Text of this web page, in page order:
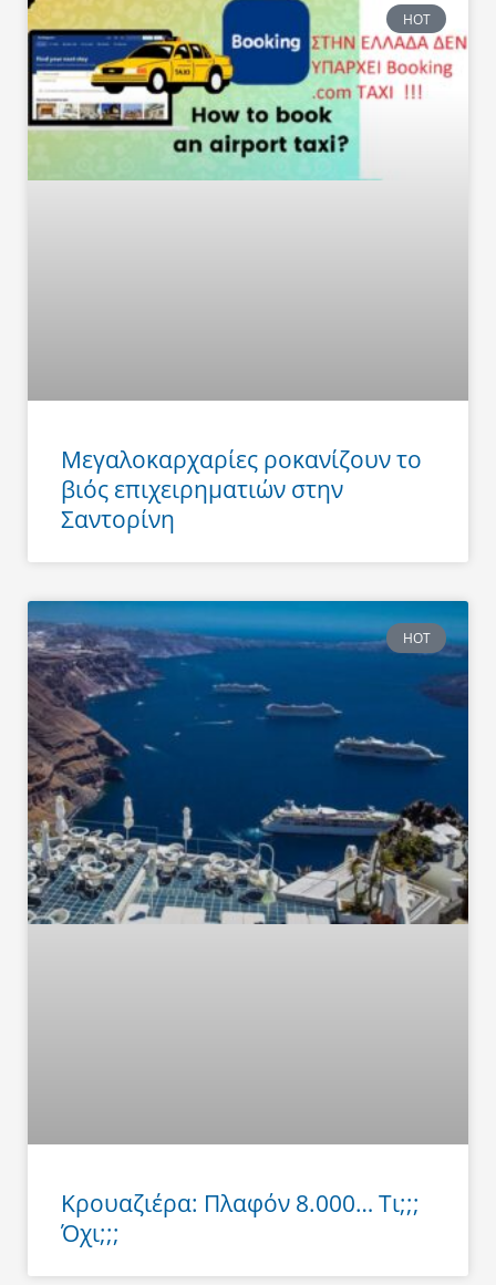
HOT
Μεγαλοκαρχαρίες ροκανίζουν το
βιός επιχειρηματιών στην
Σαντορίνη
HOT
Κρουαζιέρα: Πλαφόν 8.000… Τι;;;
Όχι;;;